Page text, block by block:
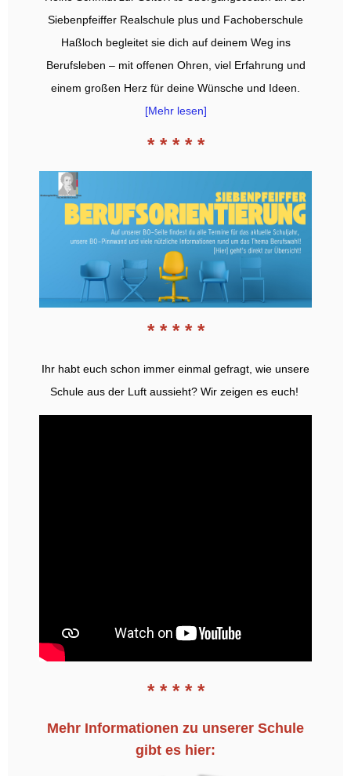
Siebenpfeiffer Realschule plus und Fachoberschule
Haßloch begleitet sie dich auf deinem Weg ins
Berufsleben – mit offenen Ohren, viel Erfahrung und
einem großen Herz für deine Wünsche und Ideen.
[Mehr lesen]
* * * * *
* * * * *
Ihr habt euch schon immer einmal gefragt, wie unsere
Schule aus der Luft aussieht? Wir zeigen es euch!
* * * * *
Mehr Informationen zu unserer Schule
gibt es hier: